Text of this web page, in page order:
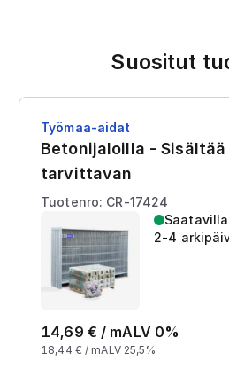
Suositut
Työmaa-aidat
Betonijaloilla - Sisältää
tarvittavan
Tuotenro: CR-17424
Saatavilla
2-4
14,69 € / mALV 0%
18,44 € / mALV 25,5%